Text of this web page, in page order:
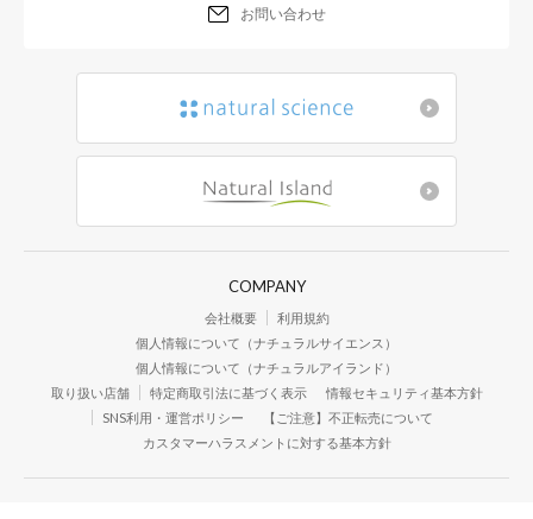
お問い合わせ
COMPANY
会社概要
利用規約
個人情報について（ナチュラルサイエンス）
個人情報について（ナチュラルアイランド）
取り扱い店舗
特定商取引法に基づく表示
情報セキュリティ基本方針
SNS利用・運営ポリシー
【ご注意】不正転売について
カスタマーハラスメントに対する基本方針